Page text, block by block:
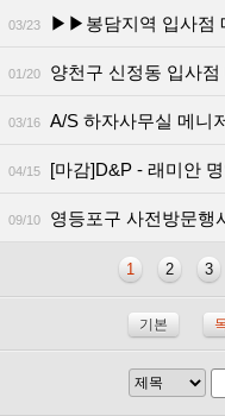
03/23 ▶▶봉담지역 입사점
01/20 양천구 신정동 입사점
03/16 A/S 하자사무실 메니
04/15 [마감]D&P - 래미안
09/10 영등포구 사전방문행
1 2 3
기본